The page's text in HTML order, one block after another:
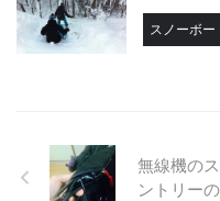
スノーボー
無線機の
ントリー